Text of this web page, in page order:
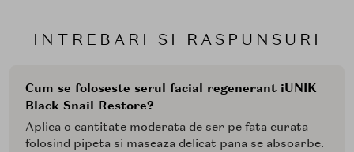
INTREBARI SI RASPUNSURI
Cum se foloseste serul facial regenerant iUNIK
Black Snail Restore?
Aplica o cantitate moderata de ser pe fata curata
folosind pipeta si maseaza delicat pana se absoarbe.